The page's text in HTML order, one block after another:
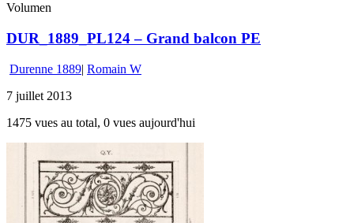
Volumen
DUR_1889_PL124 – Grand balcon PE
Durenne 1889| Romain W
7 juillet 2013
1475 vues au total, 0 vues aujourd'hui